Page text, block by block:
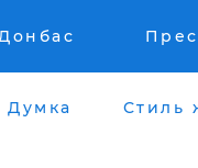
Думка Стиль